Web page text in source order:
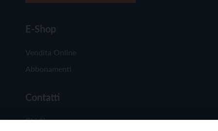
E-Shop
Vendita Online
Abbonamenti
Contatti
Chi Siamo